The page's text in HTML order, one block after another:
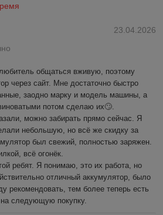
23.04.2026
общаться вживую, поэтому
через сайт. Мне достаточно быстро
заодно марку и модель машины, а
потом сделаю их🙄.
можно забирать прямо сейчас. Я
небольшую, но всё же скидку за
был свежий, полностью заряжен.
всё огонёк.
ребят. Я понимаю, это их работа, но
отличный аккумулятор, было
рекомендовать, тем более теперь есть
следующую покупку.